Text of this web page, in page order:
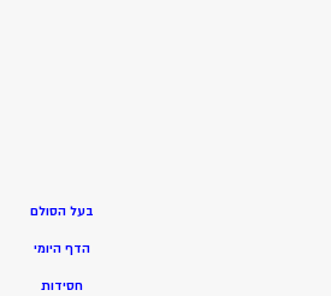
בעל הסולם
הדף היומי
חסידות